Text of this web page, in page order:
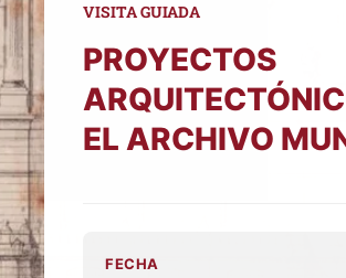
VISITA GUIADA
PROYECTOS
EL ARCHIVO
FECHA